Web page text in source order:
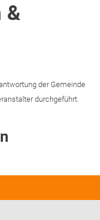
&
der Gemeinde
durchgeführt.